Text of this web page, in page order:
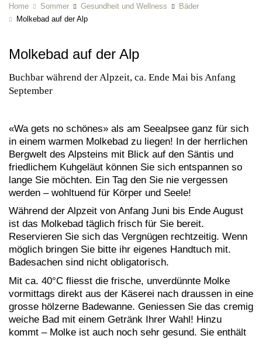
Home Sommer Gesundheit und Wellness
Bäder
Molkebad auf der Alp
Molkebad auf der Alp
Buchbar während der Alpzeit, ca. Ende Mai bis Anfang
September
«Wa gets no schönes» als am Seealpsee ganz für sich
in einem warmen Molkebad zu liegen! In der herrlichen
Bergwelt des Alpsteins mit Blick auf den Säntis und
friedlichem Kuhgeläut können Sie sich entspannen so
lange Sie möchten. Ein Tag den Sie nie vergessen
werden – wohltuend für Körper und Seele!
Während der Alpzeit von Anfang Juni bis Ende August
ist das Molkebad täglich frisch für Sie bereit.
Reservieren Sie sich das Vergnügen rechtzeitig. Wenn
möglich bringen Sie bitte ihr eigenes Handtuch mit.
Badesachen sind nicht obligatorisch.
Mit ca. 40°C fliesst die frische, unverdünnte Molke
vormittags direkt aus der Käserei nach draussen in eine
grosse hölzerne Badewanne. Geniessen Sie das cremig
weiche Bad mit einem Getränk Ihrer Wahl! Hinzu
kommt – Molke ist auch noch sehr gesund. Sie enthält